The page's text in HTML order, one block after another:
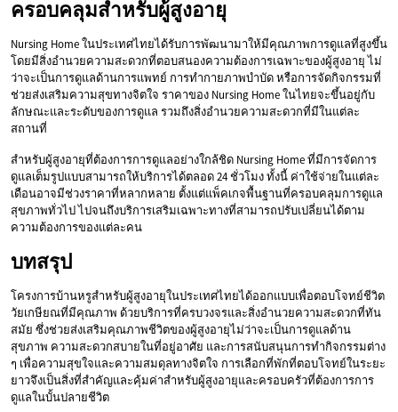
ครอบคลุมสำหรับผู้สูงอายุ
Nursing Home ในประเทศไทยได้รับการพัฒนามาให้มีคุณภาพการดูแลที่สูงขึ้น
โดยมีสิ่งอำนวยความสะดวกที่ตอบสนองความต้องการเฉพาะของผู้สูงอายุ ไม่
ว่าจะเป็นการดูแลด้านการแพทย์ การทำกายภาพบำบัด หรือการจัดกิจกรรมที่
ช่วยส่งเสริมความสุขทางจิตใจ ราคาของ Nursing Home ในไทยจะขึ้นอยู่กับ
ลักษณะและระดับของการดูแล รวมถึงสิ่งอำนวยความสะดวกที่มีในแต่ละ
สถานที่
สำหรับผู้สูงอายุที่ต้องการการดูแลอย่างใกล้ชิด Nursing Home ที่มีการจัดการ
ดูแลเต็มรูปแบบสามารถให้บริการได้ตลอด 24 ชั่วโมง ทั้งนี้ ค่าใช้จ่ายในแต่ละ
เดือนอาจมีช่วงราคาที่หลากหลาย ตั้งแต่แพ็คเกจพื้นฐานที่ครอบคลุมการดูแล
สุขภาพทั่วไป ไปจนถึงบริการเสริมเฉพาะทางที่สามารถปรับเปลี่ยนได้ตาม
ความต้องการของแต่ละคน
บทสรุป
โครงการบ้านหรูสำหรับผู้สูงอายุในประเทศไทยได้ออกแบบเพื่อตอบโจทย์ชีวิต
วัยเกษียณที่มีคุณภาพ ด้วยบริการที่ครบวงจรและสิ่งอำนวยความสะดวกที่ทัน
สมัย ซึ่งช่วยส่งเสริมคุณภาพชีวิตของผู้สูงอายุไม่ว่าจะเป็นการดูแลด้าน
สุขภาพ ความสะดวกสบายในที่อยู่อาศัย และการสนับสนุนการทำกิจกรรมต่าง
ๆ เพื่อความสุขใจและความสมดุลทางจิตใจ การเลือกที่พักที่ตอบโจทย์ในระยะ
ยาวจึงเป็นสิ่งที่สำคัญและคุ้มค่าสำหรับผู้สูงอายุและครอบครัวที่ต้องการการ
ดูแลในบั้นปลายชีวิต